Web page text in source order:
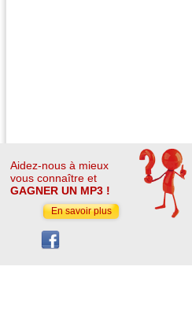
Aidez-nous à mieux
vous connaître et
GAGNER UN MP3 !
En savoir plus